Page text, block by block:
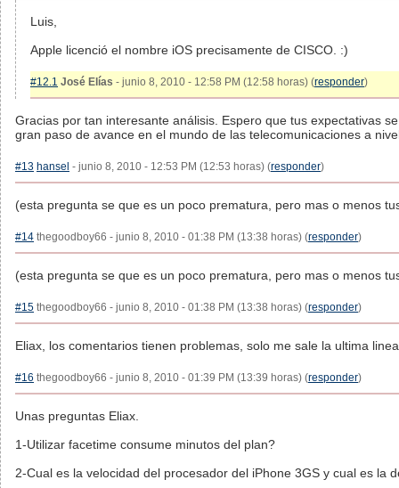
Luis,
Apple licenció el nombre iOS precisamente de CISCO. :)
#12.1 José Elías - junio 8, 2010 - 12:58 PM (12:58 horas) (responder)
Gracias por tan interesante análisis. Espero que tus expectativas
gran paso de avance en el mundo de las telecomunicaciones a
#13 hansel - junio 8, 2010 - 12:53 PM (12:53 horas) (responder)
(esta pregunta se que es un poco prematura, pero mas o menos
#14 thegoodboy66 - junio 8, 2010 - 01:38 PM (13:38 horas) (responder)
(esta pregunta se que es un poco prematura, pero mas o menos
#15 thegoodboy66 - junio 8, 2010 - 01:38 PM (13:38 horas) (responder)
Eliax, los comentarios tienen problemas, solo me sale la ultima linea
#16 thegoodboy66 - junio 8, 2010 - 01:39 PM (13:39 horas) (responder)
Unas preguntas Eliax.
1-Utilizar facetime consume minutos del plan?
2-Cual es la velocidad del procesador del iPhone 3GS y cual es la